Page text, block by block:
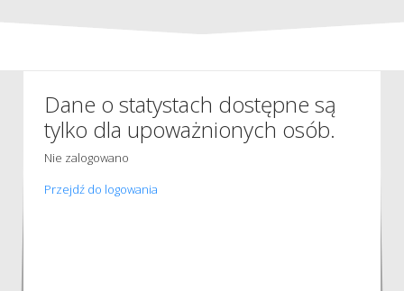
Dane o statystach dostępne są
tylko dla upoważnionych osób.
Nie zalogowano
Przejdź do logowania